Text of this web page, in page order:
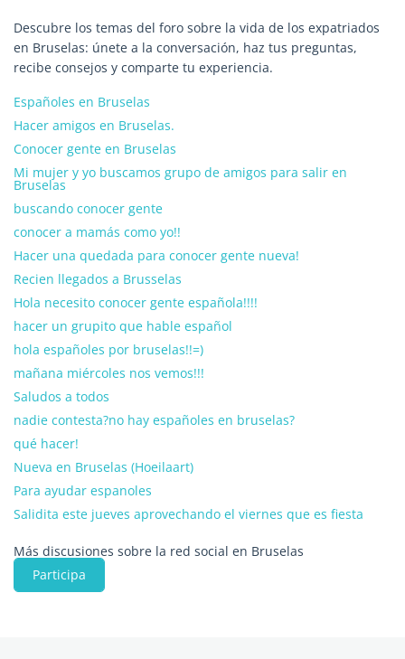
Descubre los temas del foro sobre la vida de los expatriados
en Bruselas: únete a la conversación, haz tus preguntas,
recibe consejos y comparte tu experiencia.
Españoles en Bruselas
Hacer amigos en Bruselas.
Conocer gente en Bruselas
Mi mujer y yo buscamos grupo de amigos para salir en
Bruselas
buscando conocer gente
conocer a mamás como yo!!
Hacer una quedada para conocer gente nueva!
Recien llegados a Brusselas
Hola necesito conocer gente española!!!!
hacer un grupito que hable español
hola españoles por bruselas!!=)
mañana miércoles nos vemos!!!
Saludos a todos
nadie contesta?no hay españoles en bruselas?
qué hacer!
Nueva en Bruselas (Hoeilaart)
Para ayudar espanoles
Salidita este jueves aprovechando el viernes que es fiesta
Más discusiones sobre la red social en Bruselas
Participa